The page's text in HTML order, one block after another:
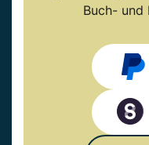
Buch- und